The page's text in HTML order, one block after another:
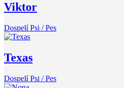
Viktor
Dospelí Psi / Pes
Texas
Dospelí Psi / Pes